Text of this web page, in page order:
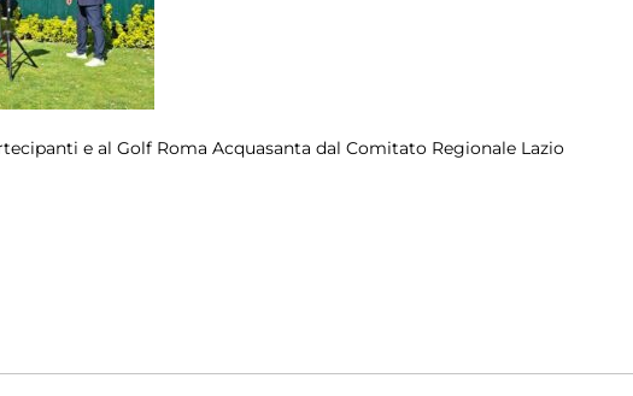
e al Golf Roma Acquasanta dal Comitato Regionale Lazio